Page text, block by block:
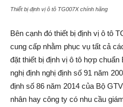
Thiết bị định vị ô tô TG007X chính hãng
Bên cạnh đó thiết bị định vị ô tô
cung cấp nhằm phục vụ tất cả
đặt thiết bị định vị ô tô hợp
nghị định nghị định số 91 năm
định số 86 năm 2014 của Bộ
nhân hay công ty có nhu cầu